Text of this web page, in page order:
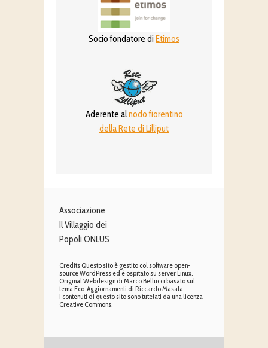
Socio fondatore di Etimos
Aderente alnodo fiorentino
della Rete di Lilliput
Associazione
Il Villaggio dei
Popoli ONLUS
Credits Questo sito è gestito col software open-
source WordPress ed è ospitato su server Linux.
Original Webdesign di Marco Bellucci basato sul
tema Eco. Aggiornamenti di Riccardo Masala
I contenuti di questo sito sono tutelati da una licenza
Creative Commons.